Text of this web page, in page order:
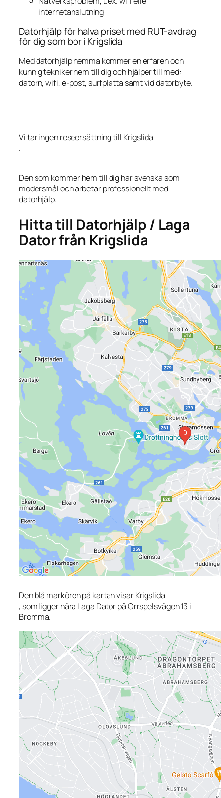
internetanslutning
Datorhjälp för halva priset med RUT-avdrag
för dig som bor i Krigslida
Med datorhjälp hemma kommer en erfaren och
kunnig tekniker hem till dig och hjälper till med:
datorn, wifi, e-post, surfplatta samt vid datorbyte.
Vi tar ingen reseersättning till Krigslida
.
Den som kommer hem till dig har svenska som
modersmål och arbetar professionellt med
datorhjälp.
Hitta till Datorhjälp / Laga
Dator från Krigslida
Den blå markören på kartan visar Krigslida
, som ligger nära Laga Dator på Orrspelsvägen 13 i
Bromma.